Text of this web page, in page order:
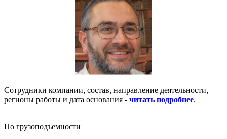
Сотрудники компании, состав, направление деятельности,
регионы работы и дата основания - читать подробнее.
По грузоподъемности